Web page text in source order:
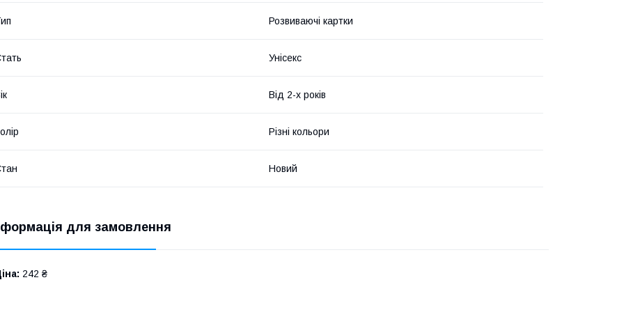
Розвиваючі картки
Унісекс
Від 2-х років
Різні кольори
Новий
для замовлення
242 ₴